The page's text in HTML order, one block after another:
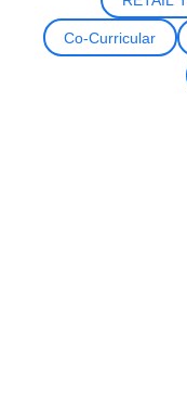
Co-Curricular